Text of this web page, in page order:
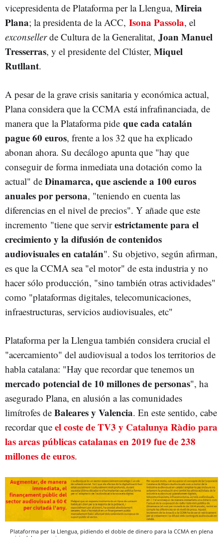
vicepresidenta de Plataforma per la Llengua, Mireia
Plana; la presidenta de la ACC, Isona Passola, el
exconsellerde Cultura de la Generalitat, Joan Manuel
Tresserras, y el presidente del Clúster, Miquel
Rutllant.
A pesar de la grave crisis sanitaria y económica actual,
Plana considera que la CCMA está infrafinanciada, de
manera que la Plataforma pide que cada catalán
pague 60 euros, frente a los 32 que ha explicado
abonan ahora. Su decálogo apunta que "hay que
conseguir de forma inmediata una dotación como la
actual" de Dinamarca, que asciende a 100 euros
anuales por persona, "teniendo en cuenta las
diferencias en el nivel de precios". Y añade que este
incremento "tiene que servirestrictamente para el
crecimiento y la difusión de contenidos
audiovisuales en catalán". Su objetivo, según afirman,
es que la CCMA sea "el motor" de esta industria y no
hacer sólo producción, "sino también otras actividades"
como "plataformas digitales, telecomunicaciones,
infraestructuras, servicios audiovisuales, etc"
Plataforma per la Llengua también considera crucial el
"acercamiento" del audiovisual a todos los territorios de
habla catalana: "Hay que recordar que tenemos un
mercado potencial de 10 millones de personas", ha
asegurado Plana, en alusión a las comunidades
limítrofes de Baleares y Valencia. En este sentido, cabe
recordar que el coste de TV3 y Catalunya Ràdio para
las arcas públicas catalanas en 2019 fue de 238
millones de euros.
Plataforma per la Llengua, pidiendo el doble de dinero para la CCMA en plena